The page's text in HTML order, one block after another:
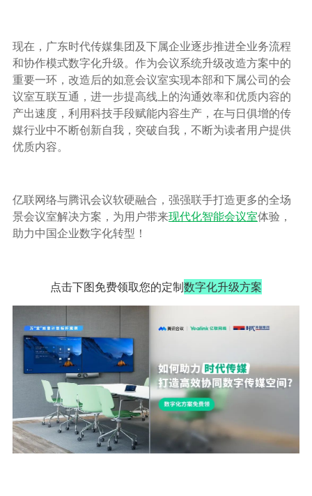
现在，广东时代传媒集团及下属企业逐步推进全业务流程
和协作模式数字化升级。作为会议系统升级改造方案中的
重要一环，改造后的如意会议室实现本部和下属公司的会
议室互联互通，进一步提高线上的沟通效率和优质内容的
产出速度，利用科技手段赋能内容生产，在与日俱增的传
媒行业中不断创新自我，突破自我，不断为读者用户提供
优质内容。
亿联网络与腾讯会议软硬融合，强强联手打造更多的全场
景会议室解决方案，为用户带来现代化智能会议室体验，
助力中国企业数字化转型！
点击下图免费领取您的定制数字化升级方案